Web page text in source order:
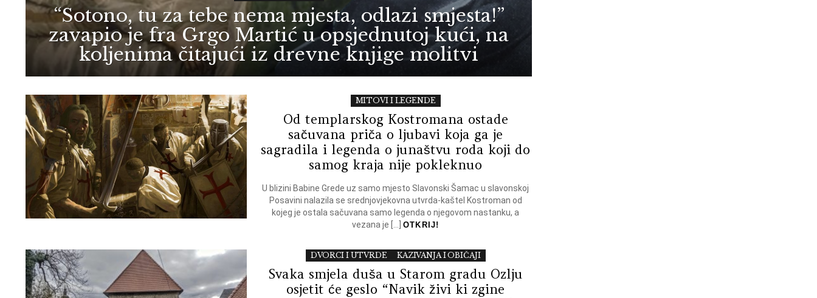
“Sotono, tu za tebe nema mjesta, odlazi smjesta!”
zavapio je fra Grgo Martić u opsjednutoj kući, na
koljenima čitajući iz drevne knjige molitvi
MITOVI I LEGENDE
Od templarskog Kostromana ostade
sačuvana priča o ljubavi koja ga je
sagradila i legenda o junaštvu roda koji do
samog kraja nije pokleknuo
U blizini Babine Grede uz samo mjesto Slavonski Šamac u slavonskoj
Posavini nalazila se srednjovjekovna utvrda-kaštel Kostroman od
kojeg je ostala sačuvana samo legenda o njegovom nastanku, a
vezana je […] OTKRIJ!
DVORCI I UTVRDE KAZIVANJA I OBIČAJI
Svaka smjela duša u Starom gradu Ozlju
osjetit će geslo “Navik živi ki zgine